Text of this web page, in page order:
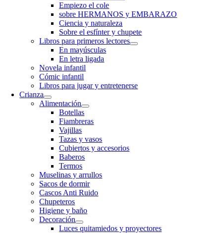
Empiezo el cole
sobre HERMANOS y EMBARAZO
Ciencia y naturaleza
Sobre el esfínter y chupete
Libros para primeros lectores
En mayúsculas
En letra ligada
Novela infantil
Cómic infantil
Libros para jugar y entretenerse
Crianza
Alimentación
Botellas
Fiambreras
Vajillas
Tazas y vasos
Cubiertos y accesorios
Baberos
Termos
Muselinas y arrullos
Sacos de dormir
Cascos Anti Ruido
Chupeteros
Higiene y baño
Decoración
Luces quitamiedos y proyectores